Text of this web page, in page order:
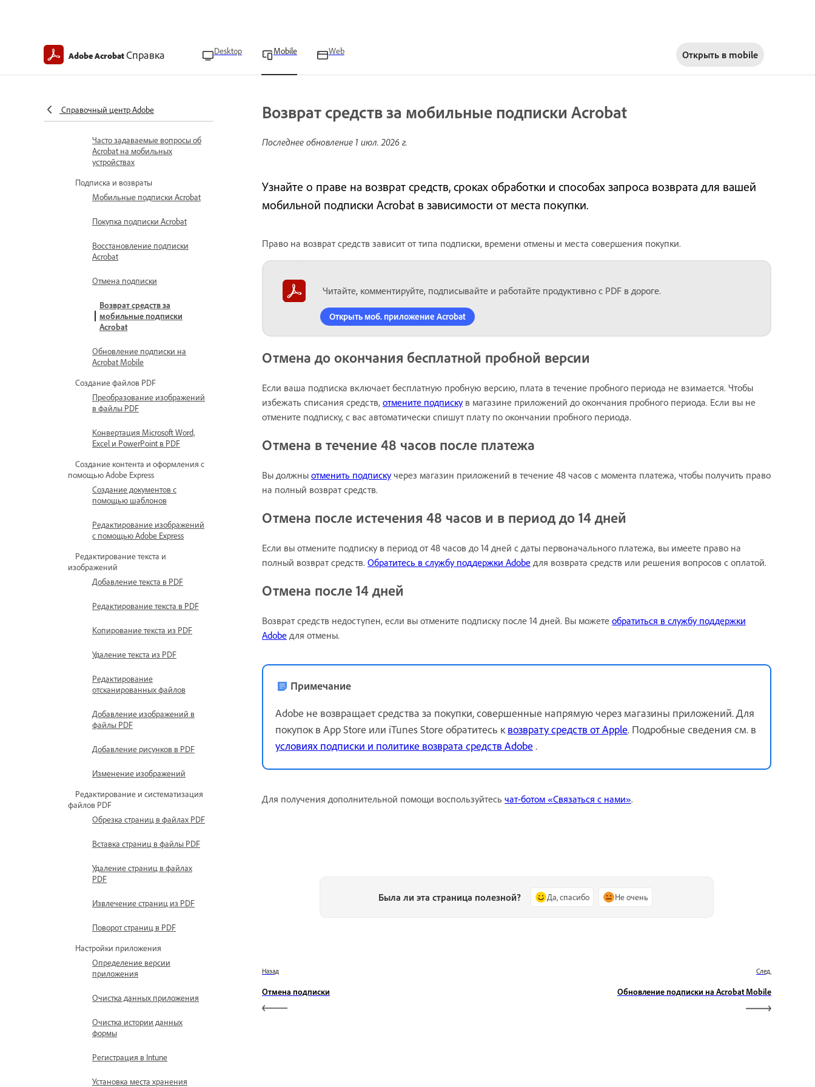
Adobe AcrobatСправка Desktop Mobile Web Открыть в mobile
Справочный центр Adobe
Комбинации клавиш
Часто задаваемые вопросы об
Acrobat на мобильных
устройствах
Подписка и возвраты
Мобильные подписки Acrobat
Покупка подписки Acrobat
Восстановление подписки
Acrobat
Отмена подписки
Возврат средств за
мобильные подписки
Acrobat
Обновление подписки на
Acrobat Mobile
Создание файлов PDF
Преобразование изображений
в файлы PDF
Конвертация Microsoft Word,
Excel и PowerPoint в PDF
Создание контента и оформления с
помощью Adobe Express
Создание документов с
помощью шаблонов
Редактирование изображений
с помощью Adobe Express
Редактирование текста и
изображений
Добавление текста в PDF
Редактирование текста в PDF
Копирование текста из PDF
Удаление текста из PDF
Редактирование
отсканированных файлов
Добавление изображений в
файлы PDF
Добавление рисунков в PDF
Изменение изображений
Редактирование и систематизация
файлов PDF
Обрезка страниц в файлах PDF
Вставка страниц в файлы PDF
Удаление страниц в файлах
PDF
Извлечение страниц из PDF
Поворот страниц в PDF
Настройки приложения
Определение версии
приложения
Очистка данных приложения
Очистка истории данных
формы
Регистрация в Intune
Установка места хранения
Возврат средств за мобильные подписки Acrobat
Последнее обновление 1 июл. 2026 г.
Узнайте о праве на возврат средств, сроках обработки и способах запроса возврата для вашей
мобильной подписки Acrobat в зависимости от места покупки.
Право на возврат средств зависит от типа подписки, времени отмены и места совершения покупки.
Читайте, комментируйте, подписывайте и работайте продуктивно с PDF в дороге.
Открыть моб. приложение Acrobat
Отмена до окончания бесплатной пробной версии
Если ваша подписка включает бесплатную пробную версию, плата в течение пробного периода не взимается. Чтобы
избежать списания средств, отмените подпискув магазине приложений до окончания пробного периода. Если вы не
отмените подписку, с вас автоматически спишут плату по окончании пробного периода.
Отмена в течение 48 часов после платежа
Вы должны отменить подпискучерез магазин приложений в течение 48 часов с момента платежа, чтобы получить право
на полный возврат средств.
Отмена после истечения 48 часов и в период до 14 дней
Если вы отмените подписку в период от 48 часов до 14 дней с даты первоначального платежа, вы имеете право на
полный возврат средств. Обратитесь в службу поддержки Adobe для возврата средств или решения вопросов с оплатой.
Отмена после 14 дней
Возврат средств недоступен, если вы отмените подписку после 14 дней. Вы можете обратиться в службу поддержки
Adobe для отмены.
Примечание
Adobe не возвращает средства за покупки, совершенные напрямую через магазины приложений. Для
покупок в App Store или iTunes Store обратитесь к возврату средств от Apple. Подробные сведения см. в
условиях подписки и политике возврата средств Adobe .
Для получения дополнительной помощи воспользуйтесь чат-ботом «Связаться с нами».
Была ли эта страница полезной? Да, спасибо Не очень
Назад
Отмена подписки
След.
Обновление подписки на Acrobat Mobile